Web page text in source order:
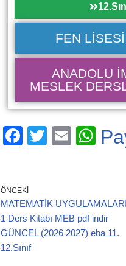
FEN
ANADOLU
MESLEK
F
e
b
o
o
T
E
W
A
p
ÖNCEKI
MATEMATİK UYGULAMALARI
1 Ders Kitabı MEB pdf indir
GÜNCEL (2026 2027) eba 11.
12.Sınıf